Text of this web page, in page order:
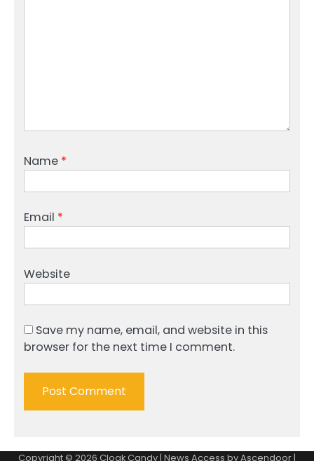
Name *
Email *
Website
Save my name, email, and website in this
browser for the next time I comment.
Copyright © 2026 Cloak Candy| News Access byAscendoor|